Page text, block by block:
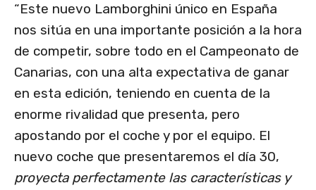
“Este nuevo Lamborghini único en España
nos sitúa en una importante posición a la hora
de competir, sobre todo en el Campeonato de
Canarias, con una alta expectativa de ganar
en esta edición, teniendo en cuenta de la
enorme rivalidad que presenta, pero
apostando por el coche y por el equipo. El
nuevo coche que presentaremos el día 30,
proyecta perfectamente las características y